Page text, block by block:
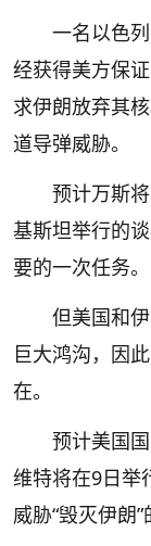
一名以色
经获得美方保
求伊朗放弃其
道导弹威胁。
预计万斯
基斯坦举行的
要的一次任务。
但美国和
巨大鸿沟，因
在。
预计美国
维特将在9日举
威胁“毁灭伊朗”